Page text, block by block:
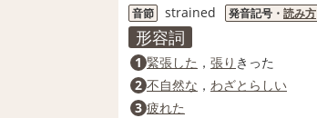
音節 strained 発音記号・ 読み方
形容詞
1 緊張した ， 張り きった
2 不自然な ， わざとらしい
3 疲れた